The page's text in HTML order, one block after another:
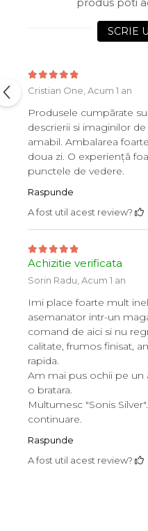
SCRIE
Cristian One, Acum 1 an
Produsele cumpărate
descrierii si imaginilor
amabil. Ambalarea
doua zi. O experiență
punctele de vedere.
Raspunde
A fost util acest review?
Achizitie verificata
Sorin Radu, Acum 1 an
Imi place foarte mult
asemanator intr-un
comand de aici si nu
calitate, frumos finisat,
rapida.
Am mai pus ochii pe un
o bratara.
Multumesc "Sonis
continuare.
Raspunde
A fost util acest review?